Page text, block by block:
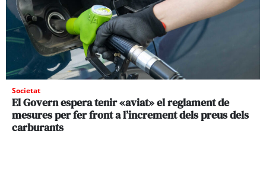
Societat
El Govern espera tenir «aviat» el reglament de
mesures per fer front a l’increment dels preus dels
carburants